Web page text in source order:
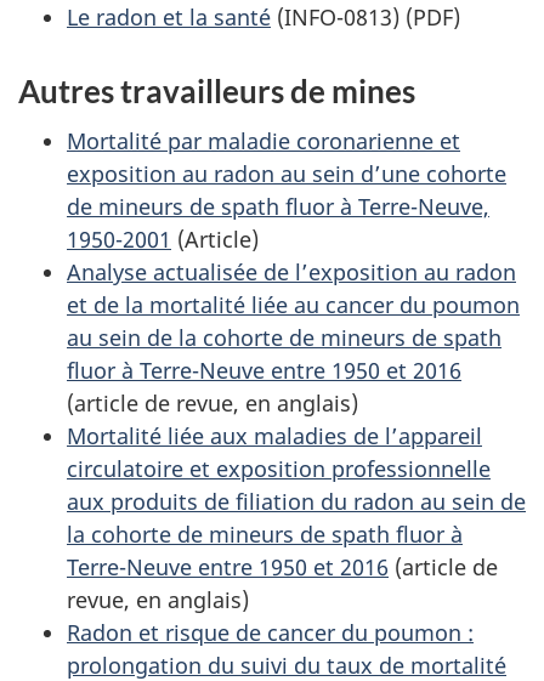
Le radon et la santé (INFO-0813) (PDF)
Autres travailleurs de mines
Mortalité par maladie coronarienne et
exposition au radon au sein d’une cohorte
de mineurs de spath fluor à Terre-Neuve,
1950-2001 (Article)
Analyse actualisée de l’exposition au radon
et de la mortalité liée au cancer du poumon
au sein de la cohorte de mineurs de spath
fluor à Terre-Neuve entre 1950 et 2016
(article de revue, en anglais)
Mortalité liée aux maladies de l’appareil
circulatoire et exposition professionnelle
aux produits de filiation du radon au sein de
la cohorte de mineurs de spath fluor à
Terre-Neuve entre 1950 et 2016 (article de
revue, en anglais)
Radon et risque de cancer du poumon :
prolongation du suivi du taux de mortalité